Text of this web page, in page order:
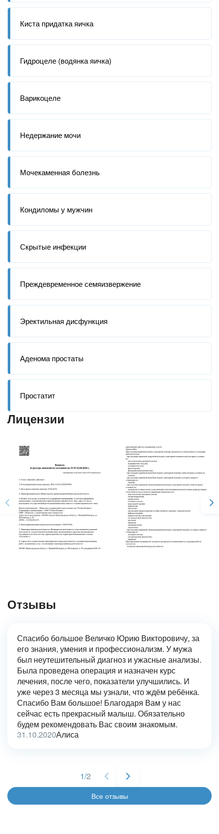
Киста придатка яичка
Гидроцеле (водянка яичка)
Варикоцеле
Недержание мочи
Мочекаменная болезнь
Кондиломы у мужчин
Скрытые инфекции
Преждевременное семяизвержение
Эректильная дисфункция
Аденома простаты
Простатит
Лицензии
Отзывы
Спасибо большое Величко Юрию Викторовичу, за
его знания, умения и профессионализм. У мужа
был неутешительный диагноз и ужасные анализы.
Была проведена операция и назначен курс
лечения, после чего, показатели улучшились. И
уже через 3 месяца мы узнали, что ждём ребёнка.
Спасибо Вам большое! Благодаря Вам у нас
сейчас есть прекрасный малыш. Обязательно
будем рекомендовать Вас своим знакомым.
31.10.2020Алиса
Все отзывы
1/2